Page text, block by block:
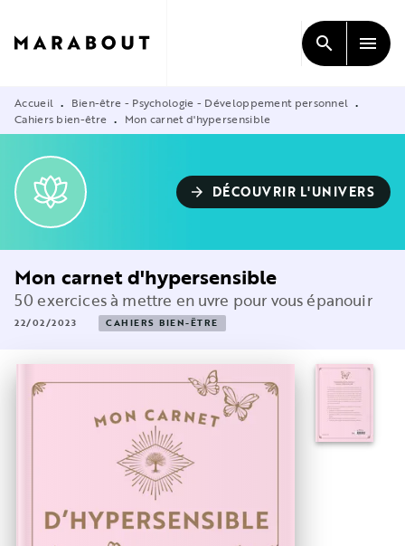
CONTENU
search menu
Accueil • Bien-être - Psychologie - Développement personnel •
Cahiers bien-être • Mon carnet d'hypersensible
arrow_forward DÉCOUVRIR L'UNIVERS
Mon carnet d'hypersensible
50 exercices à mettre en uvre pour vous épanouir
22/02/2023 CAHIERS BIEN-ÊTRE